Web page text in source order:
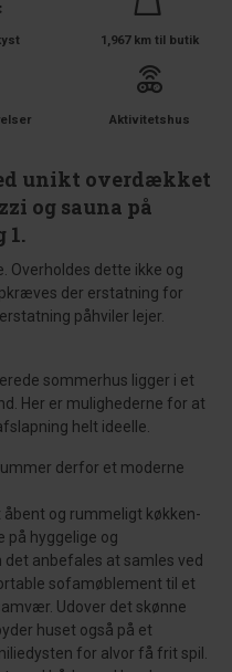
1,967 km til butik
Aktivitetshus
unikt overdækket
og sauna på
1.
Overholdes dette ikke og
der erstatning for
påhviler lejer.
sommerhus ligger i et
Her er mulighederne for at
helt ideelle.
derfor et moderne
og rummeligt køkken-
på hyggelige og
anbefales at samles ved
sofamøblement til et
Udover det skønne
huset også på et
for alvor få frit spil.